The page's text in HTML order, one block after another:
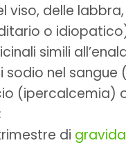
viso, delle
o
simili
sodio nel
(ipercalcemia)
di